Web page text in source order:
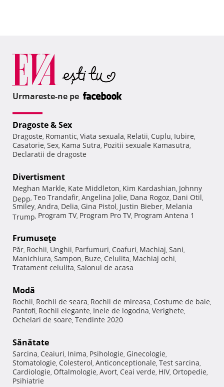
Urmareste-ne pe
Dragoste & Sex
Dragoste, Romantic, Viata sexuala, Relatii, Cuplu, Iubire,
Casatorie, Sex, Kama Sutra, Pozitii sexuale Kamasutra,
Declaratii de dragoste
Divertisment
Meghan Markle, Kate Middleton, Kim Kardashian, Johnny
Depp, Teo Trandafir, Angelina Jolie, Dana Rogoz, Dani Otil,
Smiley, Andra, Delia, Gina Pistol, Justin Bieber, Melania
Trump, Program TV, Program Pro TV, Program Antena 1
Frumuseţe
Păr, Rochii, Unghii, Parfumuri, Coafuri, Machiaj, Sani,
Manichiura, Sampon, Buze, Celulita, Machiaj ochi,
Tratament celulita, Salonul de acasa
Modă
Rochii, Rochii de seara, Rochii de mireasa, Costume de baie,
Pantofi, Rochii elegante, Inele de logodna, Verighete,
Ochelari de soare, Tendinte 2020
Sănătate
Sarcina, Ceaiuri, Inima, Psihologie, Ginecologie,
Stomatologie, Colesterol, Anticonceptionale, Test sarcina,
Cardiologie, Oftalmologie, Avort, Ceai verde, HIV, Ortopedie,
Psihiatrie